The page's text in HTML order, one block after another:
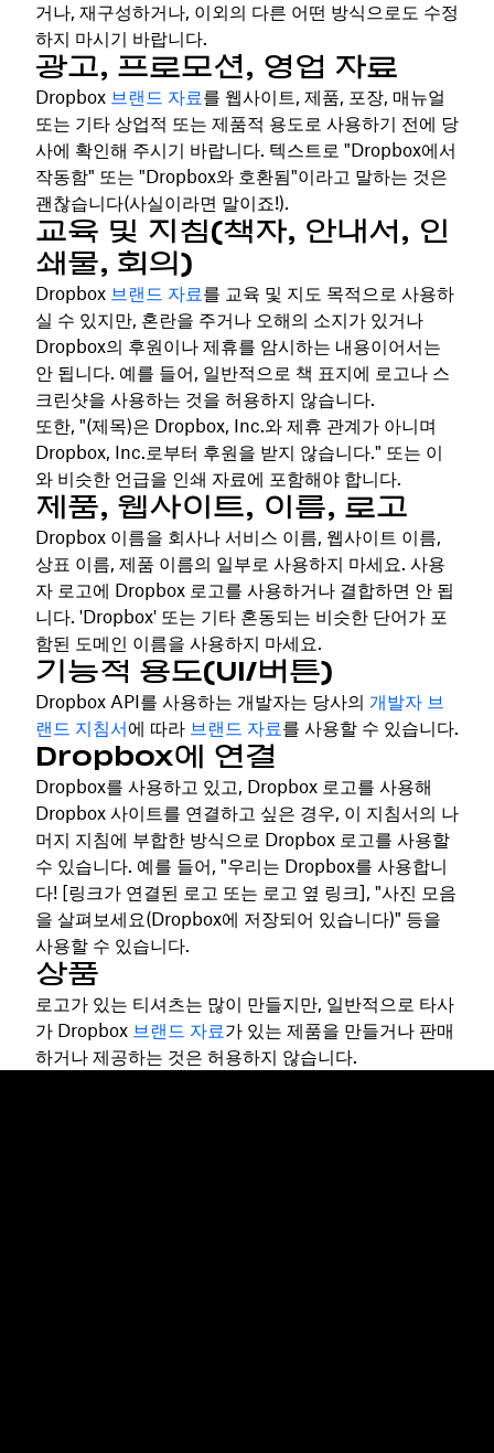
거나, 재구성하거나, 이외의 다른 어떤 방식으로도 수정
하지 마시기 바랍니다.
광고, 프로모션, 영업 자료
Dropbox 브랜드 자료를 웹사이트, 제품, 포장, 매뉴얼
또는 기타 상업적 또는 제품적 용도로 사용하기 전에 당
사에 확인해 주시기 바랍니다. 텍스트로 "Dropbox에서
작동함" 또는 "Dropbox와 호환됨"이라고 말하는 것은
괜찮습니다(사실이라면 말이죠!).
교육 및 지침(책자, 안내서, 인
쇄물, 회의)
Dropbox 브랜드 자료를 교육 및 지도 목적으로 사용하
실 수 있지만, 혼란을 주거나 오해의 소지가 있거나
Dropbox의 후원이나 제휴를 암시하는 내용이어서는
안 됩니다. 예를 들어, 일반적으로 책 표지에 로고나 스
크린샷을 사용하는 것을 허용하지 않습니다.
또한, "(제목)은 Dropbox, Inc.와 제휴 관계가 아니며
Dropbox, Inc.로부터 후원을 받지 않습니다." 또는 이
와 비슷한 언급을 인쇄 자료에 포함해야 합니다.
제품, 웹사이트, 이름, 로고
Dropbox 이름을 회사나 서비스 이름, 웹사이트 이름,
상표 이름, 제품 이름의 일부로 사용하지 마세요. 사용
자 로고에 Dropbox 로고를 사용하거나 결합하면 안 됩
니다. 'Dropbox' 또는 기타 혼동되는 비슷한 단어가 포
함된 도메인 이름을 사용하지 마세요.
기능적 용도(UI/버튼)
Dropbox API를 사용하는 개발자는 당사의 개발자 브
랜드 지침서에 따라 브랜드 자료를 사용할 수 있습니다.
Dropbox에 연결
Dropbox를 사용하고 있고, Dropbox 로고를 사용해
Dropbox 사이트를 연결하고 싶은 경우, 이 지침서의 나
머지 지침에 부합한 방식으로 Dropbox 로고를 사용할
수 있습니다. 예를 들어, "우리는 Dropbox를 사용합니
다! [링크가 연결된 로고 또는 로고 옆 링크], "사진 모음
을 살펴보세요(Dropbox에 저장되어 있습니다)" 등을
사용할 수 있습니다.
상품
로고가 있는 티셔츠는 많이 만들지만, 일반적으로 타사
가 Dropbox 브랜드 자료가 있는 제품을 만들거나 판매
하거나 제공하는 것은 허용하지 않습니다.